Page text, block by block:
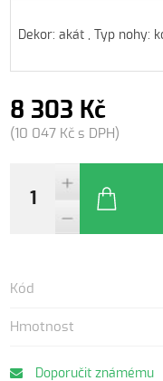
Dekor: akát , Typ nohy:
8 303 Kč
(10 047 Kč s DPH)
Kód
Hmotnost
Doporučit známému